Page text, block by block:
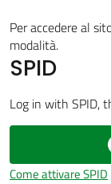
Servizi
Vivere
Menu
Per accedere al
modalità.
SPID
Log in with SPID,
Come attivare SPID